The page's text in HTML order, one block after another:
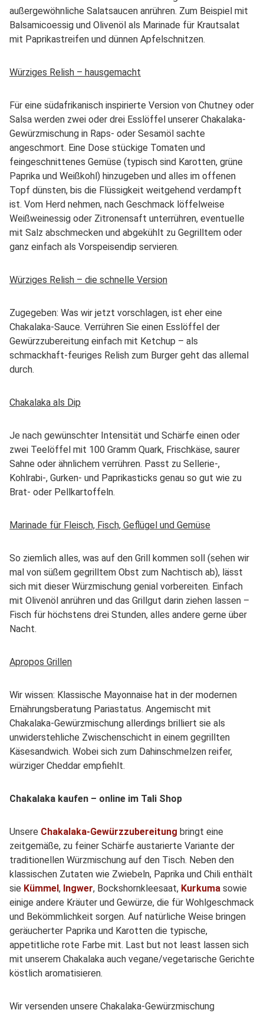
außergewöhnliche Salatsaucen anrühren. Zum Beispiel mit
Balsamicoessig und Olivenöl als Marinade für Krautsalat
mit Paprikastreifen und dünnen Apfelschnitzen.
Würziges Relish – hausgemacht
Für eine südafrikanisch inspirierte Version von Chutney oder
Salsa werden zwei oder drei Esslöffel unserer Chakalaka-
Gewürzmischung in Raps- oder Sesamöl sachte
angeschmort. Eine Dose stückige Tomaten und
feingeschnittenes Gemüse (typisch sind Karotten, grüne
Paprika und Weißkohl) hinzugeben und alles im offenen
Topf dünsten, bis die Flüssigkeit weitgehend verdampft
ist. Vom Herd nehmen, nach Geschmack löffelweise
Weißweinessig oder Zitronensaft unterrühren, eventuelle
mit Salz abschmecken und abgekühlt zu Gegrilltem oder
ganz einfach als Vorspeisendip servieren.
Würziges Relish – die schnelle Version
Zugegeben: Was wir jetzt vorschlagen, ist eher eine
Chakalaka-Sauce. Verrühren Sie einen Esslöffel der
Gewürzzubereitung einfach mit Ketchup – als
schmackhaft-feuriges Relish zum Burger geht das allemal
durch.
Chakalaka als Dip
Je nach gewünschter Intensität und Schärfe einen oder
zwei Teelöffel mit 100 Gramm Quark, Frischkäse, saurer
Sahne oder ähnlichem verrühren. Passt zu Sellerie-,
Kohlrabi-, Gurken- und Paprikasticks genau so gut wie zu
Brat- oder Pellkartoffeln.
Marinade für Fleisch, Fisch, Geflügel und Gemüse
So ziemlich alles, was auf den Grill kommen soll (sehen wir
mal von süßem gegrilltem Obst zum Nachtisch ab), lässt
sich mit dieser Würzmischung genial vorbereiten. Einfach
mit Olivenöl anrühren und das Grillgut darin ziehen lassen –
Fisch für höchstens drei Stunden, alles andere gerne über
Nacht.
Apropos Grillen
Wir wissen: Klassische Mayonnaise hat in der modernen
Ernährungsberatung Pariastatus. Angemischt mit
Chakalaka-Gewürzmischung allerdings brilliert sie als
unwiderstehliche Zwischenschicht in einem gegrillten
Käsesandwich. Wobei sich zum Dahinschmelzen reifer,
würziger Cheddar empfiehlt.
Chakalaka kaufen – online im Tali Shop
Unsere Chakalaka-Gewürzzubereitung bringt eine
zeitgemäße, zu feiner Schärfe austarierte Variante der
traditionellen Würzmischung auf den Tisch. Neben den
klassischen Zutaten wie Zwiebeln, Paprika und Chili enthält
sie Kümmel , Ingwer, Bockshornkleesaat, Kurkuma sowie
einige andere Kräuter und Gewürze, die für Wohlgeschmack
und Bekömmlichkeit sorgen. Auf natürliche Weise bringen
geräucherter Paprika und Karotten die typische,
appetitliche rote Farbe mit. Last but not least lassen sich
mit unserem Chakalaka auch vegane/vegetarische Gerichte
köstlich aromatisieren.
Wir versenden unsere Chakalaka-Gewürzmischung